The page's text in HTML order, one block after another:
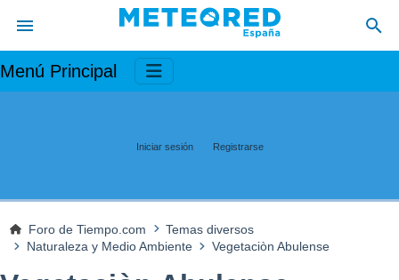
Menú Principal
Iniciar sesión Registrarse
Foro de Tiempo.com
Temas diversos
Naturaleza y Medio Ambiente
Vegetaciòn Abulense